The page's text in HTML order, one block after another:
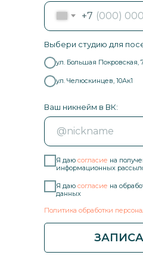
+7
Выбери студию для
ул. Большая Покровская,
ул. Челюскинцев, 10Ак1
Ваш никнейм в ВК:
Я даю согласие на
информационных
Я даю согласие на
данных
Политика обработки